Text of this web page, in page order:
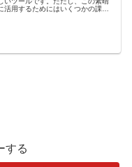
活用するためにはいくつかの課題
する